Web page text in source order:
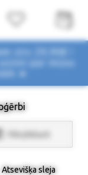
virs 29,90€ !
par mūsu
Filtri/Atlasīt
Atsevišķa sleja